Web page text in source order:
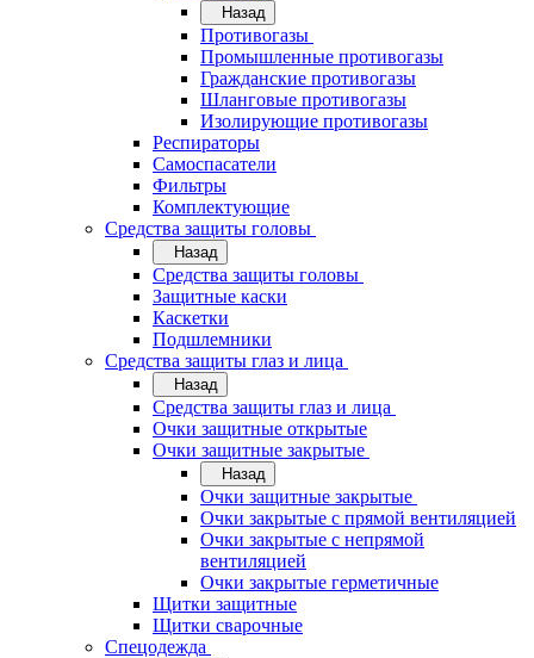
Назад
Противогазы
Промышленные противогазы
Гражданские противогазы
Шланговые противогазы
Изолирующие противогазы
Респираторы
Самоспасатели
Фильтры
Комплектующие
Средства защиты головы
Назад
Средства защиты головы
Защитные каски
Каскетки
Подшлемники
Средства защиты глаз и лица
Назад
Средства защиты глаз и лица
Очки защитные открытые
Очки защитные закрытые
Назад
Очки защитные закрытые
Очки закрытые с прямой вентиляцией
Очки закрытые с непрямой
вентиляцией
Очки закрытые герметичные
Щитки защитные
Щитки сварочные
Спецодежда